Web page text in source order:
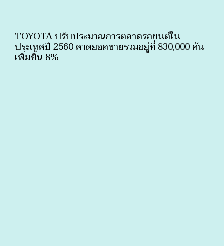
TOYOTA ปรับประมาณการตลาดรถยนต์ใน
ประเทศปี 2560 คาดยอดขายรวมอยู่ที่ 830,000 คัน
เพิ่มขึ้น 8%